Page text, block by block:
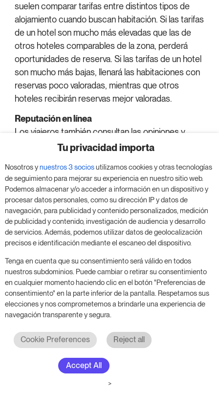
suelen comparar tarifas entre distintos tipos de
alojamiento cuando buscan habitación. Si las tarifas
de un hotel son mucho más elevadas que las de
otros hoteles comparables de la zona, perderá
oportunidades de reserva. Si las tarifas de un hotel
son mucho más bajas, llenará las habitaciones con
reservas poco valoradas, mientras que otros
hoteles recibirán reservas mejor valoradas.
Reputación en línea
Los viajeros también consultan las opiniones y
valoraciones de los huéspedes en plataformas
dónde alojarse. Las investigaciones de Tripadvisor
han revelado que el 79% de los usuarios del sitio
tienen más probabilidades de reservar un hotel con
una puntuación de burbuja más alta al elegir entre
propiedades comparables. [1]
Además, según Expedia, es un 72% más probable
que los viajeros paguen más por un hotel mejor
valorado por sus huéspedes. [2]
Tu privacidad importa
Nosotros ynuestros 3 sociosutilizamos cookies y otras tecnologías
de seguimiento para mejorar su experiencia en nuestro sitio web.
Podemos almacenar y/o acceder a información en un dispositivo y
procesar datos personales, como su dirección IP y datos de
navegación, para publicidad y contenido personalizados, medición
de publicidad y contenido, investigación de audiencia y desarrollo
de servicios. Además, podemos utilizar datos de geolocalización
precisos e identificación mediante el escaneo del dispositivo.
Tenga en cuenta que su consentimiento será válido en todos
nuestros subdominios. Puede cambiar o retirar su consentimiento
en cualquier momento haciendo clic en el botón "Preferencias de
consentimiento" en la parte inferior de la pantalla. Respetamos sus
elecciones y nos comprometemos a brindarle una experiencia de
navegación transparente y segura.
Cookie Preferences Reject all
Accept All
>